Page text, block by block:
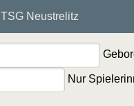
Neustrelitz
Nur